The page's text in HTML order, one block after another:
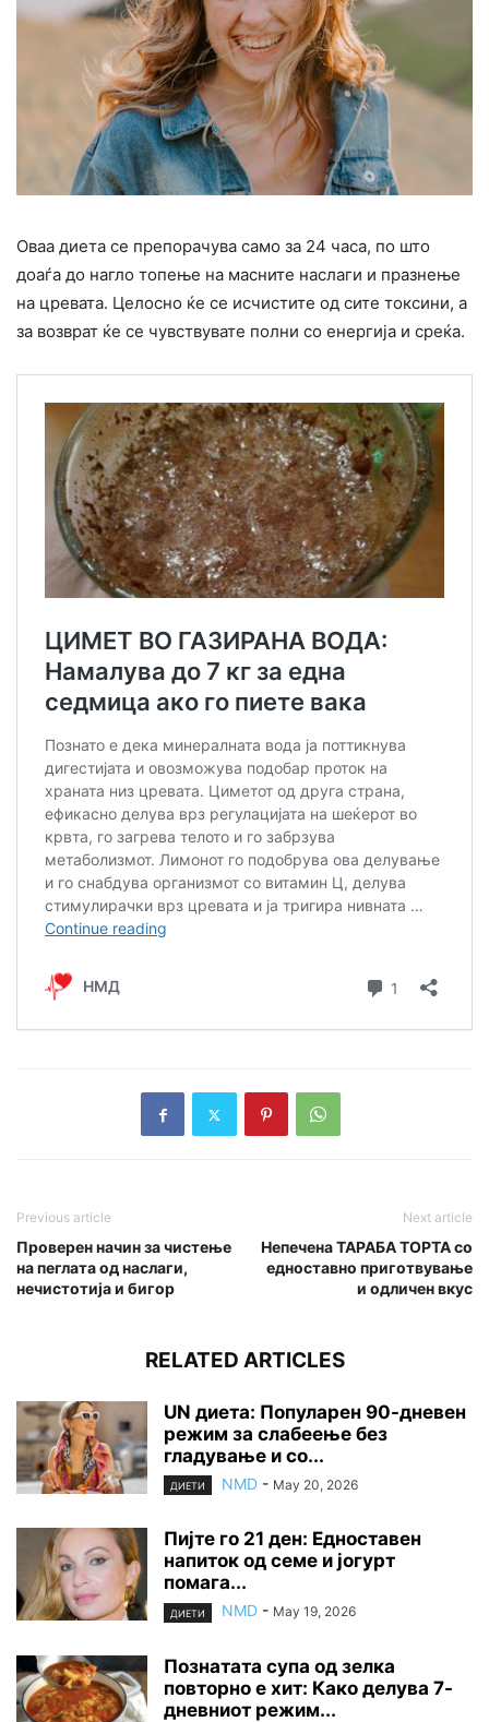
Оваа диета се препорачува само за 24 часа, по што
доаѓа до нагло топење на масните наслаги и празнење
на цревата. Целосно ќе се исчистите од сите токсини, а
за возврат ќе се чувствувате полни со енергија и среќа.
Previous article
Проверен начин за чистење
на пеглата од наслаги,
нечистотија и бигор
Next article
Непечена ТАРАБА ТОРТА со
едноставно приготвување
и одличен вкус
RELATED ARTICLES
UN диета: Популарен 90-дневен
режим за слабеење без
гладување и со...
ДИЕТИ NMD - May 20, 2026
Пијте го 21 ден: Едноставен
напиток од семе и јогурт
помага...
ДИЕТИ NMD - May 19, 2026
Познатата супа од зелка
повторно е хит: Како делува 7-
дневниот режим...